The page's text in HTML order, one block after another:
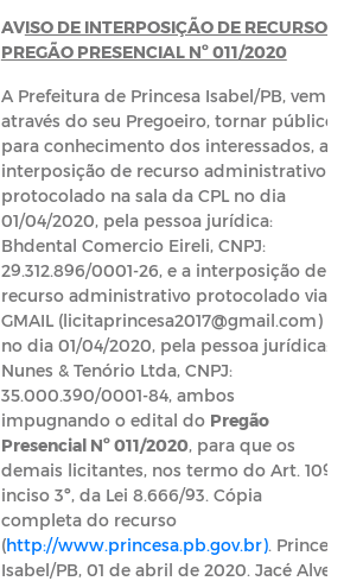
AVISO DE INTERPOSIÇÃO DE RECURSO -
PREGÃO PRESENCIAL Nº 011/2020
A Prefeitura de Princesa Isabel/PB, vem
através do seu Pregoeiro, tornar público
para conhecimento dos interessados, a
interposição de recurso administrativo
protocolado na sala da CPL no dia
01/04/2020, pela pessoa jurídica:
Bhdental Comercio Eireli, CNPJ:
29.312.896/0001-26, e a interposição de
recurso administrativo protocolado via
GMAIL (licitaprincesa2017@gmail.com)
no dia 01/04/2020, pela pessoa jurídica:
Nunes & Tenório Ltda, CNPJ:
35.000.390/0001-84, ambos
impugnando o edital do Pregão
Presencial Nº 011/2020, para que os
demais licitantes, nos termo do Art. 109
inciso 3º, da Lei 8.666/93. Cópia
completa do recurso
(http://www.princesa.pb.gov.br). Princesa
Isabel/PB, 01 de abril de 2020. Jacé Alves